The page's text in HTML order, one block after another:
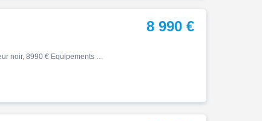
Z, 01/2023, 4441 km, Première main, Essence, 900cm³, Couleur noir, 8990 € Equipements : TRES BELLE KAWASAKI Z900RS / Z900 RS / Z 900 RS GARANTIE 12 MOIS Coloris: NOIR / ROUGE ACCESSOIRES: ECHAPPEMENT ARROW TRES BON ETAT GENERAL Livraison possible, reprise possible, financement p…
8 990 €